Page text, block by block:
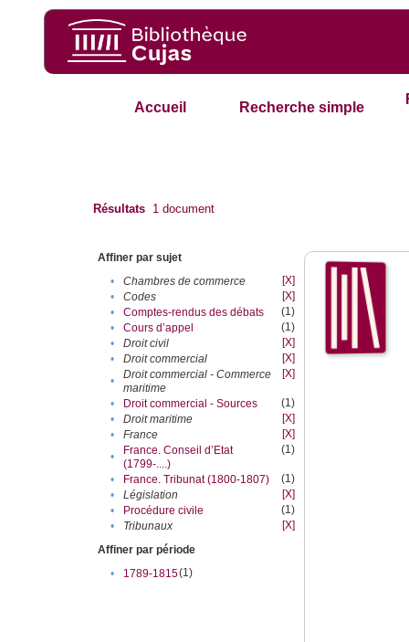
Accueil Recherche simple
Résultats 1 document
Affiner par sujet
•
Chambres de commerce
[X]
•
Codes
[X]
•
Comptes-rendus des débats
(1)
•
Cours d’appel
(1)
•
Droit civil
[X]
•
Droit commercial
[X]
•
Droit commercial - Commerce
maritime
[X]
• Droit commercial - Sources
(1)
•
Droit maritime
[X]
•
France
[X]
•
France. Conseil d’Etat
(1799-....)
(1)
• France. Tribunat (1800-1807)
(1)
•
Législation
[X]
•
Procédure civile
(1)
•
Tribunaux
[X]
Affiner par période
•
1789-1815(1)